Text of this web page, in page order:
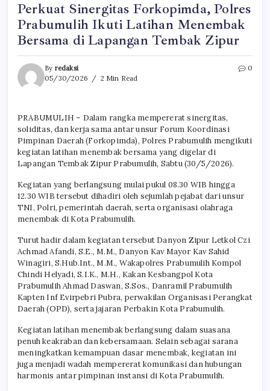
Perkuat Sinergitas Forkopimda, Polres
Prabumulih Ikuti Latihan Menembak
Bersama di Lapangan Tembak Zipur
By redaksi
05/30/2026
2 Min Read
0
PRABUMULIH – Dalam rangka mempererat sinergitas,
soliditas, dan kerja sama antar unsur Forum Koordinasi
Pimpinan Daerah (Forkopimda), Polres Prabumulih mengikuti
kegiatan latihan menembak bersama yang digelar di
Lapangan Tembak Zipur Prabumulih, Sabtu (30/5/2026).
Kegiatan yang berlangsung mulai pukul 08.30 WIB hingga
12.30 WIB tersebut dihadiri oleh sejumlah pejabat dari unsur
TNI, Polri, pemerintah daerah, serta organisasi olahraga
menembak di Kota Prabumulih.
Turut hadir dalam kegiatan tersebut Danyon Zipur Letkol Czi
Achmad Afandi, S.E., M.M., Danyon Kav Mayor Kav Sahid
Winagiri, S.Hub.Int., M.M., Wakapolres Prabumulih Kompol
Chindi Helyadi, S.I.K., M.H., Kakan Kesbangpol Kota
Prabumulih Ahmad Daswan, S.Sos., Danramil Prabumulih
Kapten Inf Evirpebri Pubra, perwakilan Organisasi Perangkat
Daerah (OPD), serta jajaran Perbakin Kota Prabumulih.
Kegiatan latihan menembak berlangsung dalam suasana
penuh keakraban dan kebersamaan. Selain sebagai sarana
meningkatkan kemampuan dasar menembak, kegiatan ini
juga menjadi wadah mempererat komunikasi dan hubungan
harmonis antar pimpinan instansi di Kota Prabumulih.